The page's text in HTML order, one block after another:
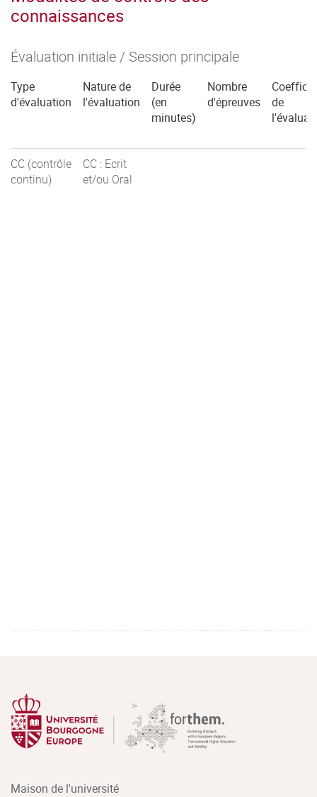
connaissances
Évaluation initiale / Session principale
Type
d'évaluation
Nature de
l'évaluation
Durée
(en
minutes)
Nombre
d'épreuves
de
CC (contrôle
continu)
CC : Ecrit
et/ou Oral
Maison de l'université